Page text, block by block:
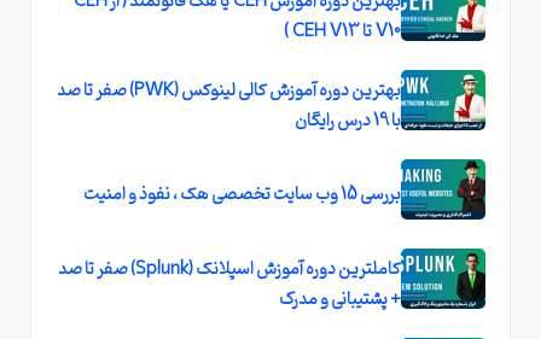
V10 تا CEH V13 )
بهترین دوره آموزش کالی لینوکس (PWK) صفر تا صد
با 19 درس رایگان
بررسی 15 وب سایت تخصصی هک ، نفوذ و امنیت
کاملترین دوره آموزش اسپلانک (Splunk) صفر تا صد
+ پشتیبانی و مدرک